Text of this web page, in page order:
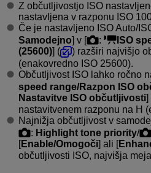
Z občutljivostjo ISO
nastavljena v razponu ISO
Če je nastavljeno ISO Auto/
Samodejno] v [ : ISO
(25600)] (
) razširi najvišjo
(enakovredno ISO 25600).
Občutljivost ISO lahko ročno
speed range/Razpon ISO
Nastavitve ISO občutljivosti]
nastavitvenem razponu na H
Najnižja občutljivost v
: Highlight tone priority/
[Enable/Omogoči] ali [
občutljivosti ISO, najvišja